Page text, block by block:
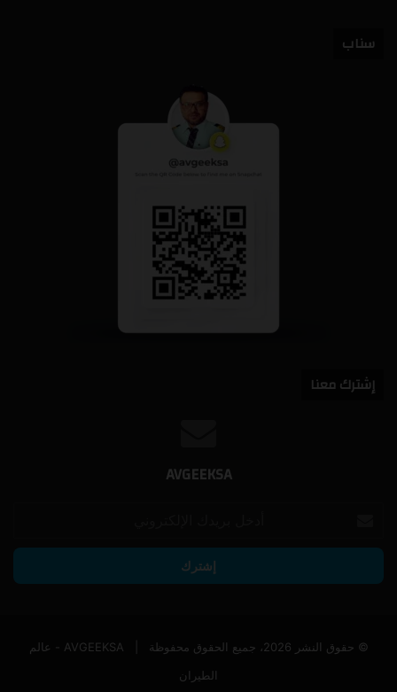
سناب
إشترك معنا
AVGEEKSA
الإلكتروني
© حقوق النشر 2026، جميع الحقوق محفوظة |
AVGEEKSA - عالم
الطيران